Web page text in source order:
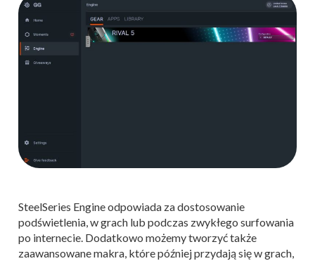
SteelSeries Engine odpowiada za dostosowanie
podświetlenia, w grach lub podczas zwykłego surfowania
po internecie. Dodatkowo możemy tworzyć także
zaawansowane makra, które później przydają się w grach,